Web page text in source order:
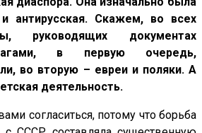
и антирусская. Скажем, во всех
руководящих документах
в первую очередь,
во вторую – евреи и поляки. А
деятельность.
согласиться, потому что борьба